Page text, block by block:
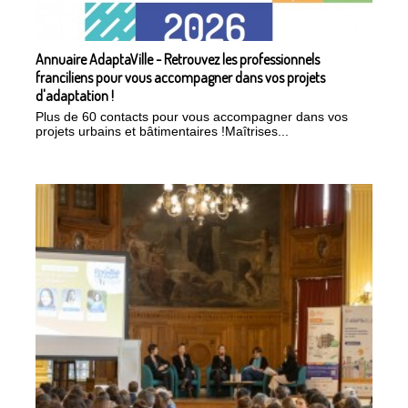
Annuaire AdaptaVille - Retrouvez les professionnels
franciliens pour vous accompagner dans vos projets
d'adaptation !
Plus de 60 contacts pour vous accompagner dans vos
projets urbains et bâtimentaires !Maîtrises...